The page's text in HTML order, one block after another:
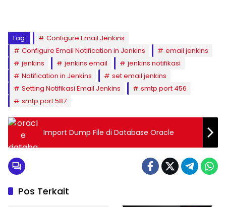
Tag:
Configure Email Jenkins
Configure Email Notification in Jenkins
email jenkins
jenkins
jenkins email
jenkins notifikasi
Notification in Jenkins
set email jenkins
Setting Notifikasi Email Jenkins
smtp port 456
smtp port 587
Import Dump File di Database Oracle
Pos Terkait